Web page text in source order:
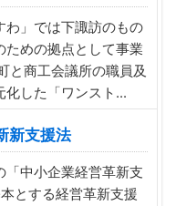
わ」では下諏訪のもの
めの拠点として事業
と商工会議所の職員及
した「ワンスト...
新支援法
中小企業経営革新支
とする経営革新支援